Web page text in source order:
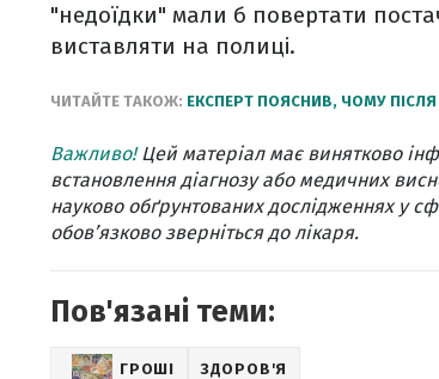
"недоїдки" мали б повертати
виставляти на полиці.
ЧИТАЙТЕ ТАКОЖ: ЕКСПЕРТ ПОЯСНИВ, ЧОМУ ПІСЛЯ
Важливо!Цей матеріал має винятково
встановлення діагнозу або медичних
науково обґрунтованих дослідженнях у
обов’язково зверніться до лікаря.
Пов'язані теми:
ГРОШІ ЗДОРОВ'Я